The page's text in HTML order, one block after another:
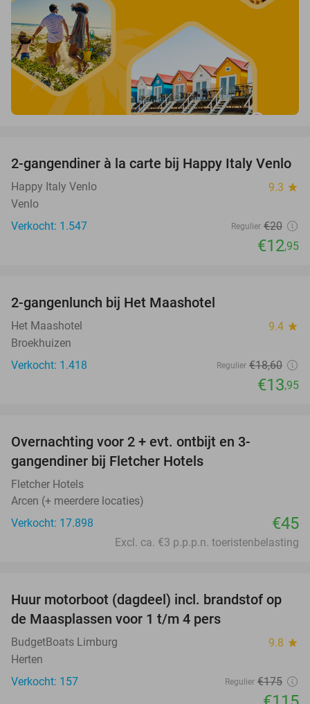
35%
2-gangendiner à la carte bij Happy Italy Venlo
Happy Italy Venlo 9.3 star
Venlo
Verkocht: 1.547
Regulier €20
€12,95
2-gangenlunch bij Het Maashotel
Het Maashotel 9.4 star
Broekhuizen
Verkocht: 1.418
Regulier €18,60
€13,95
Overnachting voor 2 + evt. ontbijt en 3-
gangendiner bij Fletcher Hotels
Fletcher Hotels
Arcen (+ meerdere locaties)
Verkocht: 17.898
€45
Excl. ca. €3 p.p.p.n. toeristenbelasting
34%
Huur motorboot (dagdeel) incl. brandstof op
de Maasplassen voor 1 t/m 4 pers
BudgetBoats Limburg 9.8 star
Herten
Verkocht: 157
Regulier €175